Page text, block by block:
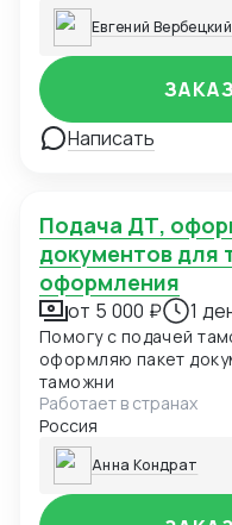
Евгений Вербецкий
Написать
Подача ДТ, оформление пакета
документов для
оформления
от 5 000 ₽ 1
Помогу с подачей
оформляю пакет
таможни
Работает в странах
Россия
Анна Кондрат